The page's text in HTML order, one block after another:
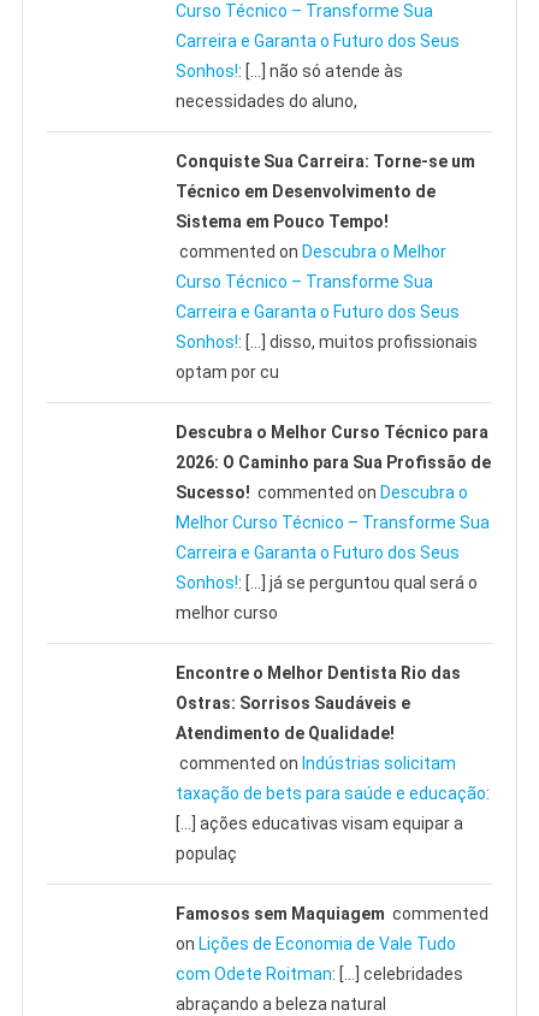
Curso Técnico – Transforme Sua
Carreira e Garanta o Futuro dos Seus
Sonhos!: […] não só atende às
necessidades do aluno,
Conquiste Sua Carreira: Torne-se um
Técnico em Desenvolvimento de
Sistema em Pouco Tempo!
commented on Descubra o Melhor
Curso Técnico – Transforme Sua
Carreira e Garanta o Futuro dos Seus
Sonhos!: […] disso, muitos profissionais
optam por cu
Descubra o Melhor Curso Técnico para
2026: O Caminho para Sua Profissão de
Sucesso! commented on Descubra o
Melhor Curso Técnico – Transforme Sua
Carreira e Garanta o Futuro dos Seus
Sonhos!: […] já se perguntou qual será o
melhor curso
Encontre o Melhor Dentista Rio das
Ostras: Sorrisos Saudáveis e
Atendimento de Qualidade!
commented on Indústrias solicitam
taxação de bets para saúde e educação:
[…] ações educativas visam equipar a
populaç
Famosos sem Maquiagem commented
on Lições de Economia de Vale Tudo
com Odete Roitman: […] celebridades
abraçando a beleza natural